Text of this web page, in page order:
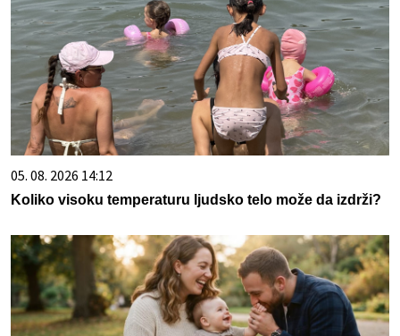
05. 08. 2026 14:12
Koliko visoku temperaturu ljudsko telo može da izdrži?